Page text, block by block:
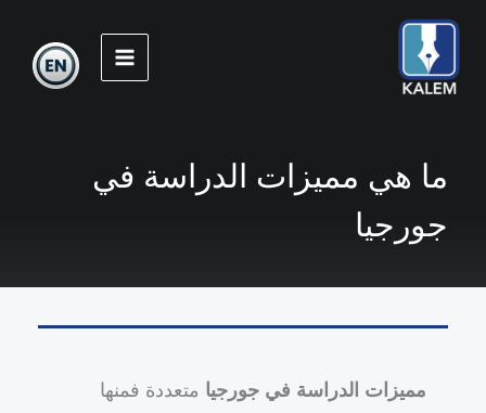
المحتوى
ما هي مميزات الدراسة في
جورجيا
مميزات الدراسة في جورجيا متعددة فمنها